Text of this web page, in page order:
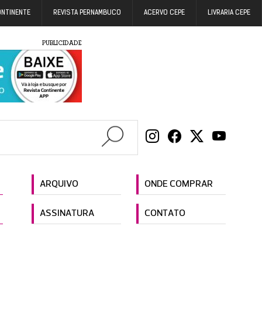
REVISTA PERNAMBUCO ACERVO CEPE LIVRARIA CEPE
PUBLICIDADE
ARQUIVO ONDE COMPRAR
ASSINATURA CONTATO